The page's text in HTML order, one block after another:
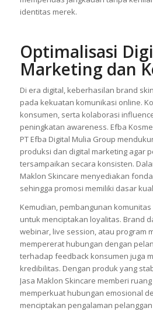
identitas merek.
Optimalisasi
Marketing dan
Di era digital, keberhasilan brand
pada kekuatan komunikasi online.
konsumen, serta kolaborasi
peningkatan awareness. Efba
PT Efba Digital Mulia Group
produksi dan digital marketing agar
tersampaikan secara konsisten.
Maklon Skincare menyediakan
sehingga promosi memiliki dasar
Kemudian, pembangunan
untuk menciptakan loyalitas. Brand
webinar, live session, atau program
mempererat hubungan dengan
terhadap feedback konsumen juga
kredibilitas. Dengan produk yang
Jasa Maklon Skincare memberi
memperkuat hubungan emosional
menciptakan pengalaman